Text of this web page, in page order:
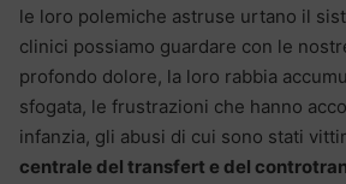
le loro polemiche astruse urtano il
clinici possiamo guardare con le
profondo dolore, la loro rabbia
sfogata, le frustrazioni che hanno
infanzia, gli abusi di cui sono stati
centrale del transfert e del